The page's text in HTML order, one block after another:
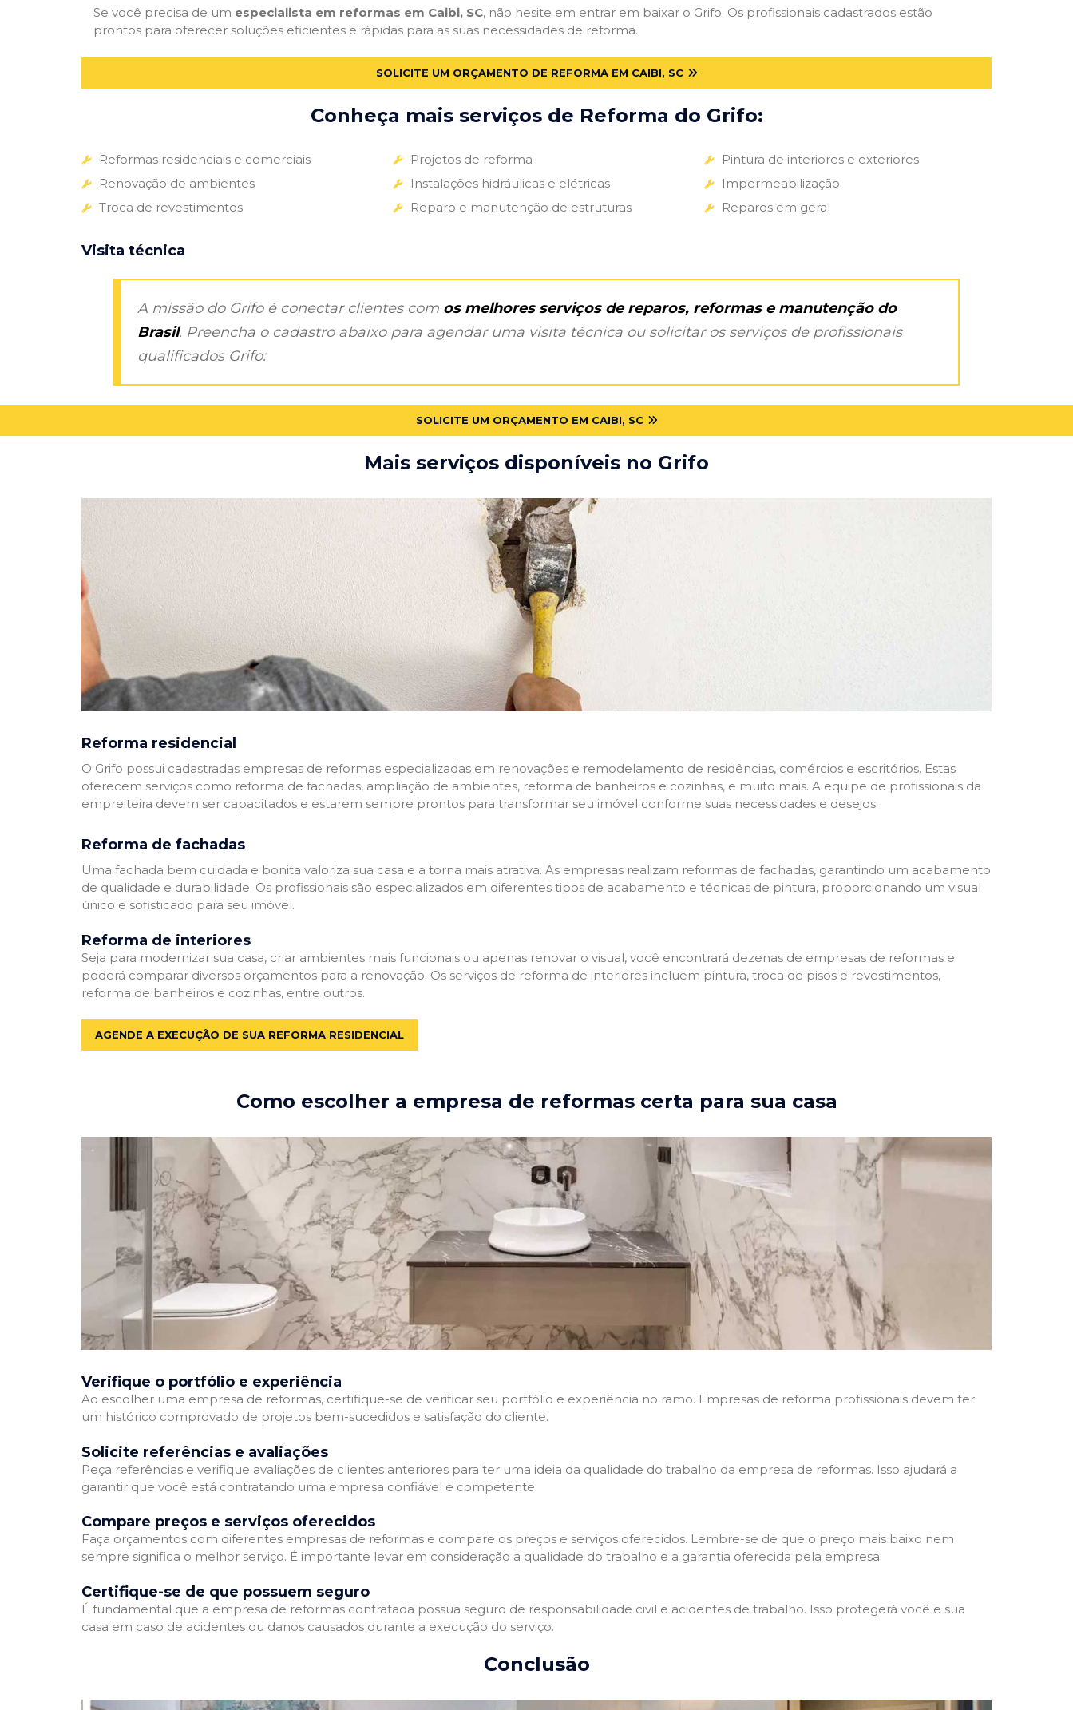
Se você precisa de um especialista em reformas em Caibi, SC, não hesite em entrar em baixar o Grifo. Os profissionais cadastrados estão
prontos para oferecer soluções eficientes e rápidas para as suas necessidades de reforma.
SOLICITE UM ORÇAMENTO DE REFORMA EM CAIBI, SC
Conheça mais serviços de Reforma do Grifo:
Reformas residenciais e comerciais
Renovação de ambientes
Troca de revestimentos
Projetos de reforma
Instalações hidráulicas e elétricas
Reparo e manutenção de estruturas
Pintura de interiores e exteriores
Impermeabilização
Reparos em geral
Visita técnica
A missão do Grifo é conectar clientes com os melhores serviços de reparos, reformas e manutenção do
Brasil. Preencha o cadastro abaixo para agendar uma visita técnica ou solicitar os serviços de profissionais
qualificados Grifo:
SOLICITE UM ORÇAMENTO EM CAIBI, SC
Mais serviços disponíveis no Grifo
Reforma residencial
O Grifo possui cadastradas empresas de reformas especializadas em renovações e remodelamento de residências, comércios e escritórios. Estas
oferecem serviços como reforma de fachadas, ampliação de ambientes, reforma de banheiros e cozinhas, e muito mais. A equipe de profissionais da
empreiteira devem ser capacitados e estarem sempre prontos para transformar seu imóvel conforme suas necessidades e desejos.
Reforma de fachadas
Uma fachada bem cuidada e bonita valoriza sua casa e a torna mais atrativa. As empresas realizam reformas de fachadas, garantindo um acabamento
de qualidade e durabilidade. Os profissionais são especializados em diferentes tipos de acabamento e técnicas de pintura, proporcionando um visual
único e sofisticado para seu imóvel.
Reforma de interiores
Seja para modernizar sua casa, criar ambientes mais funcionais ou apenas renovar o visual, você encontrará dezenas de empresas de reformas e
poderá comparar diversos orçamentos para a renovação. Os serviços de reforma de interiores incluem pintura, troca de pisos e revestimentos,
reforma de banheiros e cozinhas, entre outros.
AGENDE A EXECUÇÃO DE SUA REFORMA RESIDENCIAL
Como escolher a empresa de reformas certa para sua casa
Verifique o portfólio e experiência
Ao escolher uma empresa de reformas, certifique-se de verificar seu portfólio e experiência no ramo. Empresas de reforma profissionais devem ter
um histórico comprovado de projetos bem-sucedidos e satisfação do cliente.
Solicite referências e avaliações
Peça referências e verifique avaliações de clientes anteriores para ter uma ideia da qualidade do trabalho da empresa de reformas. Isso ajudará a
garantir que você está contratando uma empresa confiável e competente.
Compare preços e serviços oferecidos
Faça orçamentos com diferentes empresas de reformas e compare os preços e serviços oferecidos. Lembre-se de que o preço mais baixo nem
sempre significa o melhor serviço. É importante levar em consideração a qualidade do trabalho e a garantia oferecida pela empresa.
Certifique-se de que possuem seguro
É fundamental que a empresa de reformas contratada possua seguro de responsabilidade civil e acidentes de trabalho. Isso protegerá você e sua
casa em caso de acidentes ou danos causados durante a execução do serviço.
Conclusão